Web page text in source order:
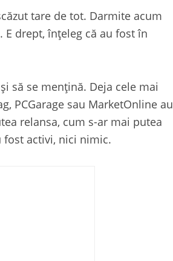
tare de tot. Darmite acum
E drept, înțeleg că au fost în
să se mențină. Deja cele mai
PCGarage sau MarketOnline au
relansa, cum s-ar mai putea
fost activi, nici nimic.